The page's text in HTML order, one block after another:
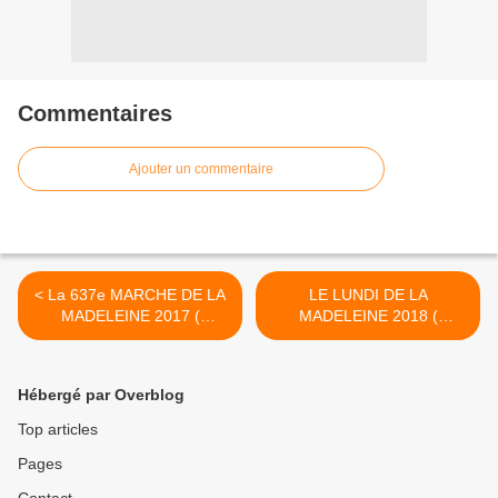
Commentaires
Ajouter un commentaire
< La 637e MARCHE DE LA
MADELEINE 2017 (
PHOTOS)
LE LUNDI DE LA
MADELEINE 2018 (
PHOTOS) >
Hébergé par Overblog
Top articles
Pages